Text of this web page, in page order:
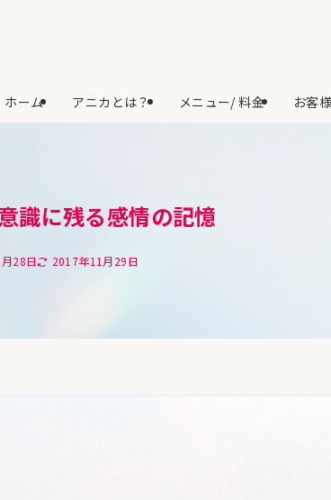
ホーム アニカとは？ メニュー/ 料金 お客
識に残る感情の記憶
28日 2017年11月29日